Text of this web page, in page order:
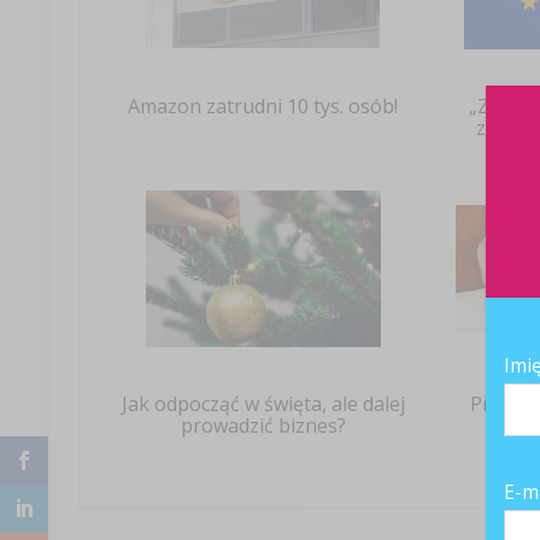
Amazon zatrudni 10 tys. osób!
Jak odpocząć w święta, ale dalej
prowadzić biznes?
E-